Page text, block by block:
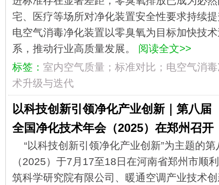
宅、医疗等场所对净化装置安全性要求持续
电空气消毒净化装置以零臭氧为目标加快技
系，推动行业高质量发展。 阅读全文>>
标签： 室内空气质量；标准对比；电空气消
术升级与迭代
以科技创新引领净化产业创新｜第八届
全国净化技术年会（2025）在郑州召开
“以科技创新引领净化产业创新”为主题的
（2025）于7月17至18日在河南省郑州市顺
筑科学研究院有限公司、暖通空调产业技术